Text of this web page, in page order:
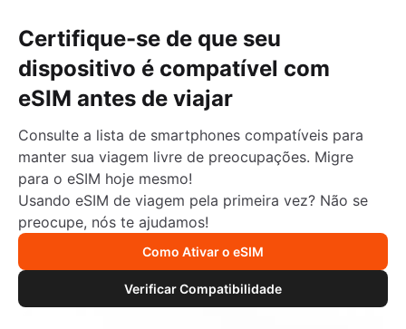
Certifique-se de que seu
dispositivo é compatível com
eSIM antes de viajar
Consulte a lista de smartphones compatíveis para
manter sua viagem livre de preocupações. Migre
para o eSIM hoje mesmo!
Usando eSIM de viagem pela primeira vez? Não se
preocupe, nós te ajudamos!
Como Ativar o eSIM
Verificar Compatibilidade